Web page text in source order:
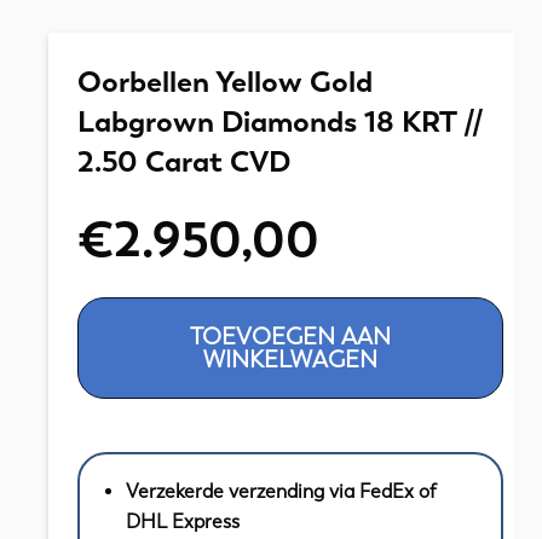
Oorbellen Yellow Gold
Labgrown Diamonds 18 KRT //
2.50 Carat CVD
€2.950,00
Oorbellen
Gold
Labgrown
18
KRT
TOEVOEGEN AAN
WINKELWAGEN
Verzekerde verzending via FedEx of
DHL Express